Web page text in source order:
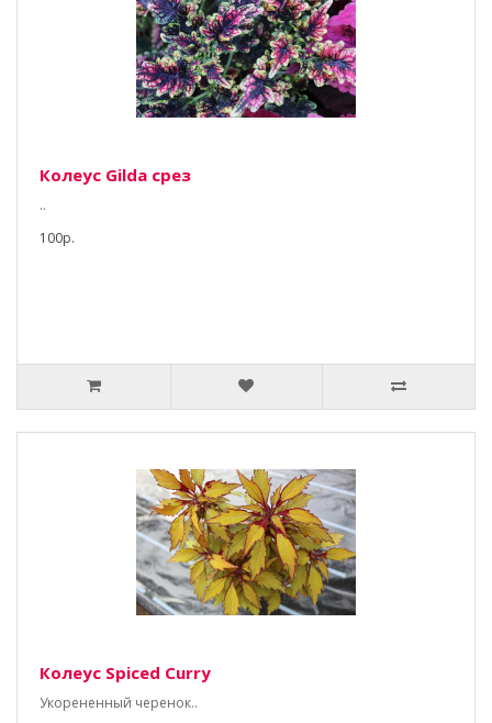
Колеус Gilda срез
..
100р.
Колеус Spiced Curry
Укорененный черенок..